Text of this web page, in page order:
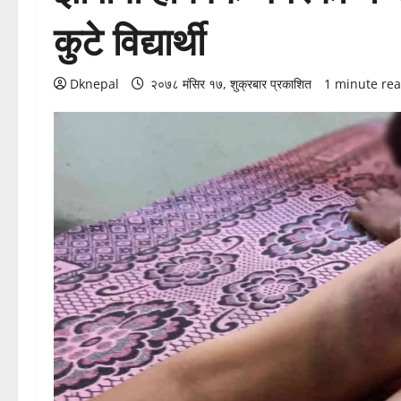
कुटे विद्यार्थी
Dknepal २०७८ मंसिर १७, शुक्रबार प्रकाशित 1 minute